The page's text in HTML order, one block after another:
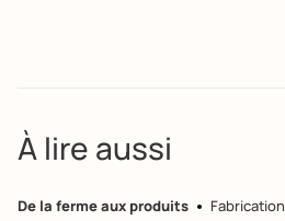
À lire aussi
De la ferme aux produits Fabrication